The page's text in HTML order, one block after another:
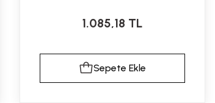
1.085,18 TL
Sepete Ekle